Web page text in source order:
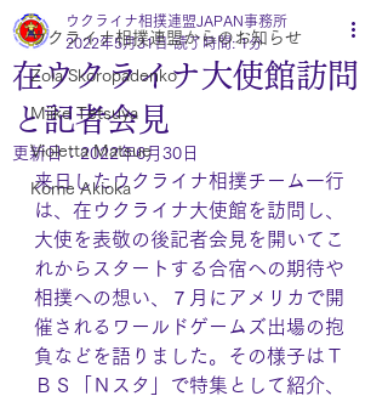
ウクライナ相撲連盟からのお知らせ
Zoia Skoropadenko
Miike Tetsuya
Violetta Matsue
Kome Akioka
在ウクライナ大使館訪問
と記者会見
ウクライナ相撲連盟JAPAN事務所
2022年5月31日 読了時間: 1分
更新日：2022年6月30日
来日したウクライナ相撲チーム一行
は、在ウクライナ大使館を訪問し、
大使を表敬の後記者会見を開いてこ
れからスタートする合宿への期待や
相撲への想い、７月にアメリカで開
催されるワールドゲームズ出場の抱
負などを語りました。その様子はＴ
ＢＳ「Ｎスタ」で特集として紹介、